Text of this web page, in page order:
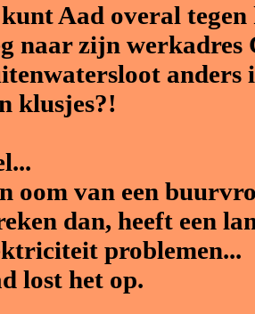
Aad overal
naar zijn werkadres
anders
klusjes?!
oom van een
dan, heeft een
problemen...
lost het op.